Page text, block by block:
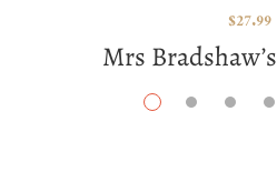
Mrs
$27.99
Par / By Terry